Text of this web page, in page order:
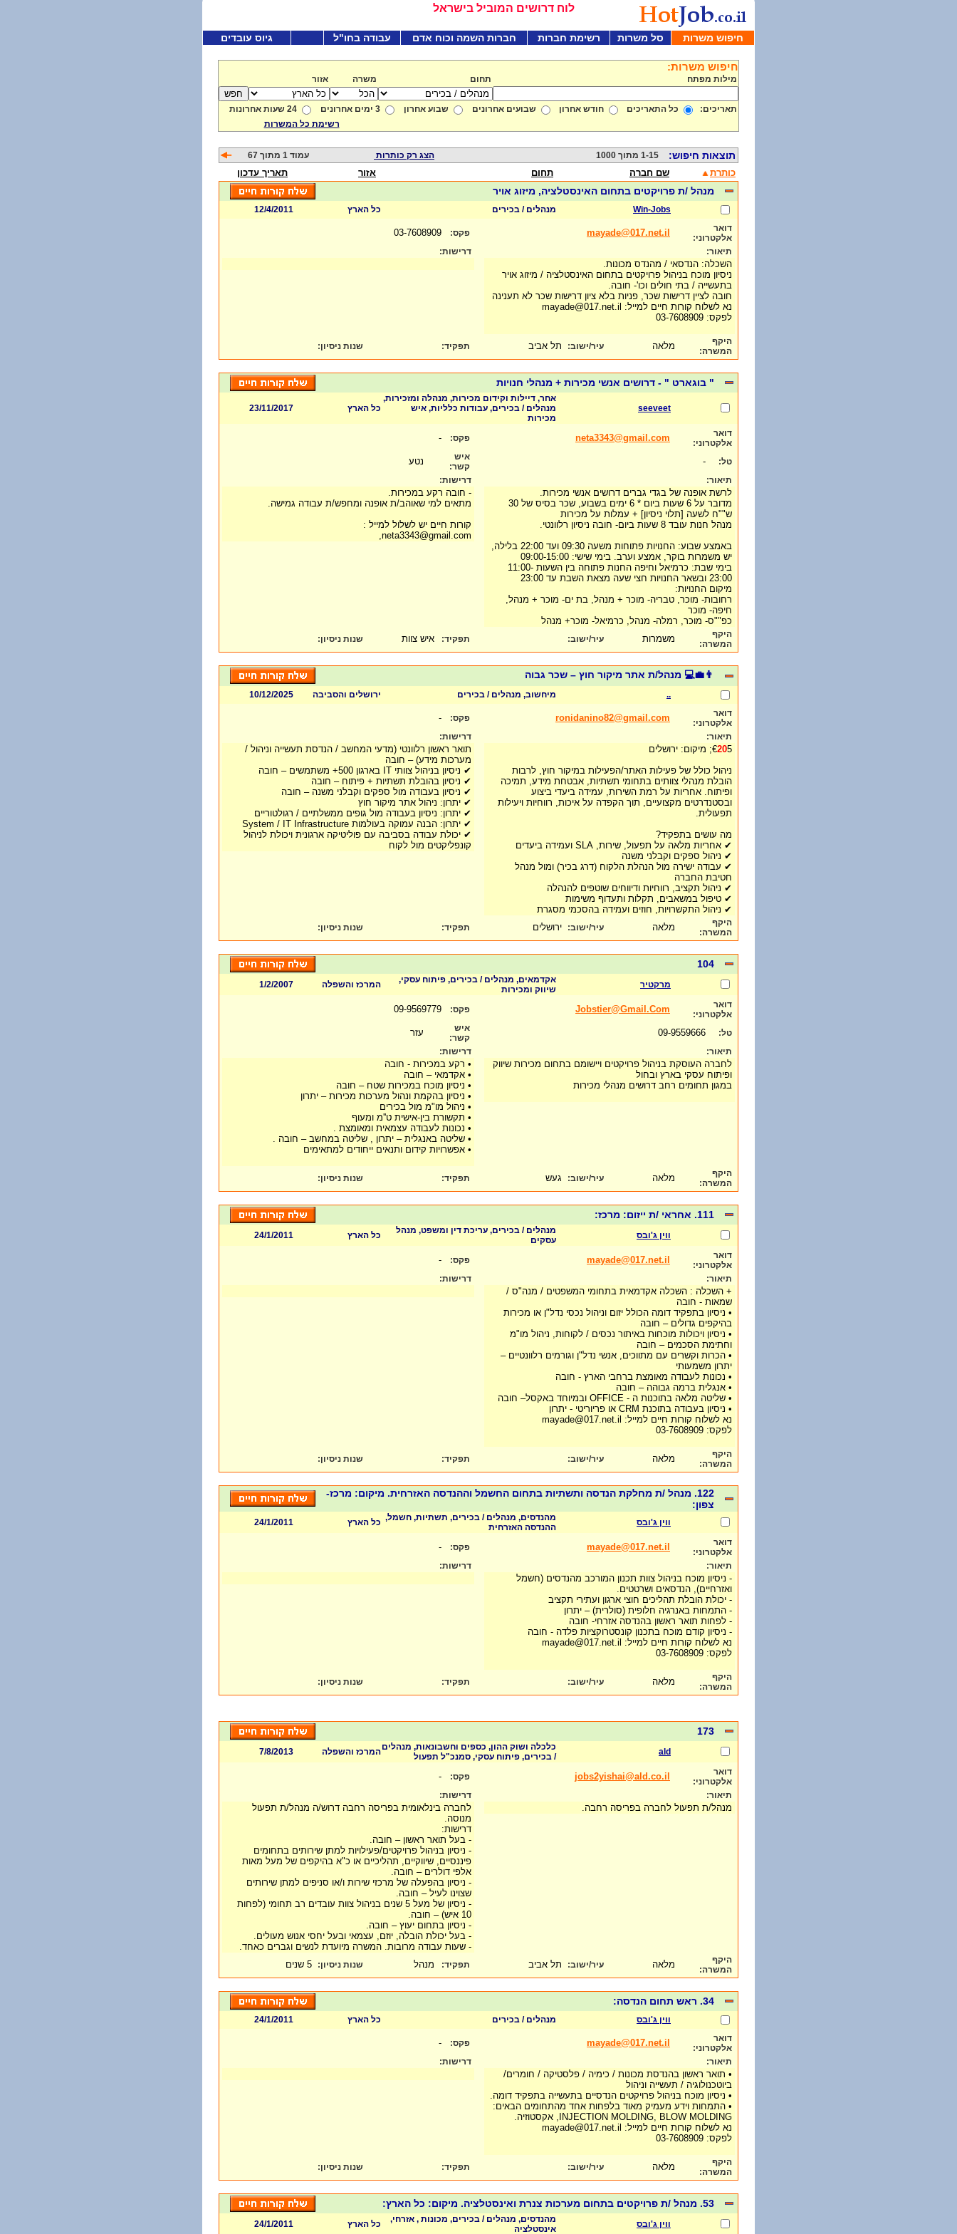
לוח דרושים המוביל בישראל
חיפוש משרות סל משרות רשימת חברות חברות השמה וכוח אדם עבודה בחו"ל גיוס עובדים
חיפוש משרות:
מילות מפתח תחום משרה אזור
תאריכים: כל התאריכים חודש אחרון שבועים אחרונים שבוע אחרון 3 ימים אחרונים
24 שעות אחרונות
רשימת כל המשרות
תוצאות חיפוש: 1-15 מתוך 1000 הצג רק כותרות עמוד 1 מתוך 67
כותרת שם חברה תחום אזור תאריך עדכון
מנהל /ת פרויקטים בתחום האינסטלציה, מיזוג אויר
Win-Jobs מנהלים / בכירים כל הארץ
12/4/2011
דואר
אלקטרוני:
mayade@017.net.il פקס:
תיאור:
השכלה: הנדסאי / מהנדס מכונות.
ניסיון מוכח בניהול פרויקטים בתחום האינסטלציה / מיזוג אויר
בתעשייה / בתי חולים וכו'- חובה.
חובה לציין דרישות שכר, פניות בלא ציון דרישות שכר לא תענינה
נא לשלוח קורות חיים למייל: mayade@017.net.il
לפקס: 03-7608909
דרישות:
היקף
המשרה:
מלאה עיר/ישוב: תל אביב תפקיד: שנות ניסיון:
" בוגארט " - דרושים אנשי מכירות + מנהלי חנויות
seeveet
אחר, דיילות וקידום מכירות, מנהלה ומזכירות,
מנהלים / בכירים, עבודות כלליות, איש
מכירות
כל הארץ 23/11/2017
דואר
אלקטרוני:
neta3343@gmail.com פקס: -
טל: -
איש
קשר:
נטע
תיאור:
לרשת אופנה של בגדי גברים דרושים אנשי מכירות.
מדובר על 6 שעות ביום * 6 ימים בשבוע, שכר בסיס של 30
ש""ח לשעה [תלוי ניסיון] + עמלות על מכירות
מנהל חנות עובד 8 שעות ביום- חובה ניסיון רלוונטי.
באמצע שבוע: החנויות פתוחות משעה 09:30 ועד 22:00 בלילה,
יש משמרות בוקר, אמצע וערב. בימי שישי: 09:00-15:00
בימי שבת: כרמיאל וחיפה החנות פתוחה בין השעות 11:00-
23:00 ובשאר החנויות חצי שעה מצאת השבת עד 23:00
מיקום החנויות:
רחובות- מוכר, טבריה- מוכר + מנהל, בת ים- מוכר + מנהל,
חיפה- מוכר
כפ""ס- מוכר, רמלה- מנהל, כרמיאל- מוכר+ מנהל
דרישות:
- חובה רקע במכירות.
מתאים למי שאוהב/ת אופנה ומחפש/ת עבודה גמישה.
קורות חיים יש לשלול למייל :
neta3343@gmail.com,
היקף
המשרה:
משמרות עיר/ישוב: תפקיד: איש צוות שנות ניסיון:
👨‍💼💻 מנהל/ת אתר מיקור חוץ – שכר גבוה
.. מיחשוב, מנהלים / בכירים ירושלים והסביבה
10/12/2025
דואר
אלקטרוני:
ronidanino82@gmail.com פקס: -
תיאור:
€205; מיקום: ירושלים
ניהול כולל של פעילות האתר/הפעילות במיקור חוץ, לרבות
הובלת מנהלי צוותים בתחומי תשתיות, אבטחת מידע, תמיכה
ופיתוח. אחריות על רמת השירות, עמידה ביעדי ביצוע
ובסטנדרטים מקצועיים, תוך הקפדה על איכות, רווחיות ויעילות
תפעולית.
מה עושים בתפקיד?
✔ אחריות מלאה על תפעול, שירות, SLA ועמידה ביעדים
✔ ניהול ספקים וקבלני משנה
✔ עבודה ישירה מול הנהלת הלקוח (דרג בכיר) ומול מנהל
חטיבת החברה
✔ ניהול תקציב, רווחיות ודיווחים שוטפים להנהלה
✔ טיפול במשאבים, תקלות ותעדוף משימות
✔ ניהול התקשרויות, חוזים ועמידה בהסכמי מסגרת
דרישות:
תואר ראשון רלוונטי (מדעי המחשב / הנדסת תעשייה וניהול /
מערכות מידע) – חובה
✔ ניסיון בניהול צוותי IT בארגון 500+ משתמשים – חובה
✔ ניסיון בהובלת תשתיות + פיתוח – חובה
✔ ניסיון בעבודה מול ספקים וקבלני משנה – חובה
✔ יתרון: ניהול אתר מיקור חוץ
✔ יתרון: ניסיון בעבודה מול גופים ממשלתיים / רגולטוריים
✔ יתרון: הבנה עמוקה בעולמות System / IT Infrastructure
✔ יכולת עבודה בסביבה עם פוליטיקה ארגונית ויכולת לניהול
קונפליקטים מול לקוח
היקף
המשרה:
מלאה עיר/ישוב: ירושלים תפקיד: שנות ניסיון:
104
מרקטיר
אקדמאים, מנהלים / בכירים, פיתוח עסקי,
שיווק ומכירות
המרכז והשפלה
1/2/2007
דואר
אלקטרוני:
Jobstier@Gmail.Com פקס:
טל:
איש
קשר:
עזר
תיאור:
לחברה העוסקת בניהול פרויקטים ויישומם בתחום מכירות שיווק
ופיתוח עסקי בארץ ובחול
במגון תחומים רחב דרושים מנהלי מכירות
דרישות:
• רקע במכירות - חובה
• אקדמאי – חובה
• ניסיון מוכח במכירות שטח – חובה
• ניסיון בהקמת ונהול מערכות מכירות – יתרון
• ניהול מו"מ מול בכירים
• תקשורת בין-אישית ט''מ ומעוף
• נכונות לעבודה עצמאית ומאומצת .
• שליטה באנגלית – יתרון , שליטה במחשב – חובה .
• אפשרויות קידום ותנאים ייחודים למתאימים
היקף
המשרה:
מלאה עיר/ישוב: געש תפקיד: שנות ניסיון:
111. אחראי /ת ייזום: מרכז:
ווין ג'ובס
מנהלים / בכירים, עריכת דין ומשפט, מנהל
עסקים
כל הארץ
24/1/2011
דואר
אלקטרוני:
mayade@017.net.il פקס: -
תיאור:
+ השכלה : השכלה אקדמאית בתחומי המשפטים / מנה"ס /
שמאות - חובה
• ניסיון בתפקיד דומה הכולל יזום וניהול נכסי נדל"ן או מכירות
בהיקפים גדולים – חובה
• ניסיון ויכולות מוכחות באיתור נכסים / לקוחות, ניהול מו"מ
וחתימת הסכמים – חובה
• הכרות וקשרים עם מתווכים, אנשי נדל"ן וגורמים רלוונטיים –
יתרון משמעותי
• נכונות לעבודה מאומצת ברחבי הארץ - חובה
• אנגלית ברמה גבוהה – חובה
• שליטה מלאה בתוכנות ה - OFFICE ובמיוחד באקסל– חובה
• ניסיון בעבודה בתוכנת CRM או פריוריטי - יתרון
נא לשלוח קורות חיים למייל: mayade@017.net.il
לפקס: 03-7608909
דרישות:
היקף
המשרה:
מלאה עיר/ישוב: תפקיד: שנות ניסיון:
122. מנהל /ת מחלקת הנדסה ותשתיות בתחום החשמל וההנדסה האזרחית. מיקום: מרכז-
צפון:
ווין ג'ובס
מהנדסים, מנהלים / בכירים, תשתיות, חשמל,
ההנדסה האזרחית
כל הארץ
24/1/2011
דואר
אלקטרוני:
mayade@017.net.il פקס: -
תיאור:
- ניסיון מוכח בניהול צוות תכנון המורכב מהנדסים (חשמל
ואזרחיים), הנדסאים ושרטטים.
- יכולת הובלת תהליכים חוצי ארגון ועתירי תקציב
- התמחות באנרגיה חלופית (סולרית) – יתרון
- לפחות תואר ראשון בהנדסה אזרחי- חובה
- ניסיון קודם מוכח בתכנון קונסטרוקציות פלדה - חובה
נא לשלוח קורות חיים למייל: mayade@017.net.il
לפקס: 03-7608909
דרישות:
היקף
המשרה:
מלאה עיר/ישוב: תפקיד: שנות ניסיון:
173
ald
כלכלה ושוק ההון, כספים וחשבונאות, מנהלים
/ בכירים, פיתוח עסקי, סמנכ"ל תפעול
המרכז והשפלה
7/8/2013
דואר
אלקטרוני:
jobs2yishai@ald.co.il פקס: -
תיאור:
מנהל/ת תפעול לחברה בפריסה רחבה.
דרישות:
לחברה בינלאומית בפריסה רחבה דרוש/ה מנהל/ת תפעול
מנוסה.
דרישות:
- בעל תואר ראשון – חובה.
- ניסיון בניהול פרויקטים/פעילויות למתן שירותים בתחומים
פיננסיים, שיווקיים, תהליכיים או כ"א בהיקפים של מעל מאות
אלפי דולרים – חובה.
- ניסיון בהפעלה של מרכזי שירות ו/או סניפים למתן שירותים
שצוינו לעיל – חובה.
- ניסיון של מעל 5 שנים בניהול צוות עובדים רב תחומי (לפחות
10 איש) – חובה.
- ניסיון בתחום יעוץ – חובה.
- בעל יכולת הובלה, יוזם, עצמאי ובעל יחסי אנוש מעולים.
- שעות עבודה מרובות. המשרה מיועדת לנשים וגברים כאחד.
היקף
המשרה:
מלאה עיר/ישוב: תל אביב תפקיד: מנהל שנות ניסיון: 5 שנים
34. ראש תחום הנדסה:
ווין ג'ובס מנהלים / בכירים כל הארץ
24/1/2011
דואר
אלקטרוני:
mayade@017.net.il פקס: -
תיאור:
• תואר ראשון בהנדסת מכונות / כימיה / פלסטיקה / חומרים/
ביוטכנולוגיה / תעשייה וניהול
• ניסיון מוכח בניהול פרויקטים הנדסיים בתעשייה בתפקיד דומה.
• התמחות וידע מעמיק מאוד בלפחות אחד מהתחומים הבאים:
INJECTION MOLDING, BLOW MOLDING, אקסטוזיה.
נא לשלוח קורות חיים למייל: mayade@017.net.il
לפקס: 03-7608909
דרישות:
היקף
המשרה:
מלאה עיר/ישוב: תפקיד: שנות ניסיון:
53. מנהל /ת פרויקטים בתחום מערכות צנרת ואינסטלציה. מיקום: כל הארץ:
ווין ג'ובס
מהנדסים, מנהלים / בכירים, מכונות , אזרחי,
אינסטלציה
כל הארץ
24/1/2011